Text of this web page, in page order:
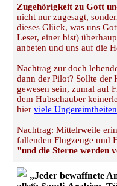
Zugehörigkeit zu Gott
nicht nur zugesagt,
dieses Glück, was uns
Leser, einer bist)
anbeten und uns auf die
Nachtrag zur doch
dann der Pilot? Sollte der
gewesen sein, zumal auf
dem Hubschauber
hier viele Ungereimtheiten
Nachtrag: Mittelrweile
fallenden Flugzeuge und
"und die Sterne werden
„Jeder bewaffnete